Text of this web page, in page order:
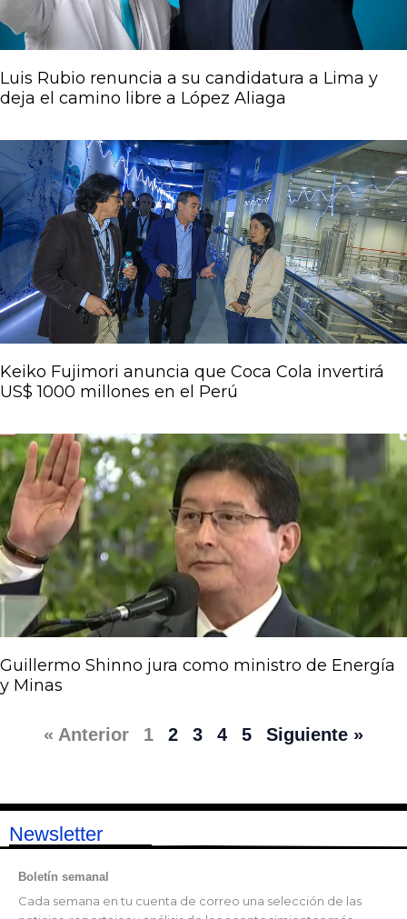
Luis Rubio renuncia a su candidatura a Lima y
deja el camino libre a López Aliaga
Keiko Fujimori anuncia que Coca Cola invertirá
US$ 1000 millones en el Perú
Guillermo Shinno jura como ministro de Energía
y Minas
« Anterior 1 2 3 4 5 Siguiente »
Newsletter
Boletín semanal
Cada semana en tu cuenta de correo una selección de las